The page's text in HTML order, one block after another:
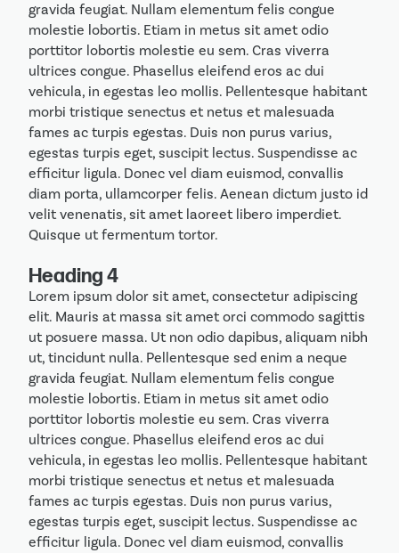
gravida feugiat. Nullam elementum felis congue
molestie lobortis. Etiam in metus sit amet odio
porttitor lobortis molestie eu sem. Cras viverra
ultrices congue. Phasellus eleifend eros ac dui
vehicula, in egestas leo mollis. Pellentesque habitant
morbi tristique senectus et netus et malesuada
fames ac turpis egestas. Duis non purus varius,
egestas turpis eget, suscipit lectus. Suspendisse ac
efficitur ligula. Donec vel diam euismod, convallis
diam porta, ullamcorper felis. Aenean dictum justo id
velit venenatis, sit amet laoreet libero imperdiet.
Quisque ut fermentum tortor.
Heading 4
Lorem ipsum dolor sit amet, consectetur adipiscing
elit. Mauris at massa sit amet orci commodo sagittis
ut posuere massa. Ut non odio dapibus, aliquam nibh
ut, tincidunt nulla. Pellentesque sed enim a neque
gravida feugiat. Nullam elementum felis congue
molestie lobortis. Etiam in metus sit amet odio
porttitor lobortis molestie eu sem. Cras viverra
ultrices congue. Phasellus eleifend eros ac dui
vehicula, in egestas leo mollis. Pellentesque habitant
morbi tristique senectus et netus et malesuada
fames ac turpis egestas. Duis non purus varius,
egestas turpis eget, suscipit lectus. Suspendisse ac
efficitur ligula. Donec vel diam euismod, convallis